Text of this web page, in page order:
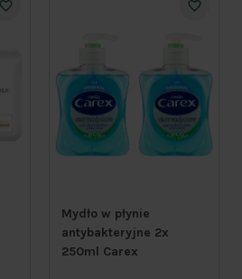
Mydło w płynie
antybakteryjne 2x
250ml Carex